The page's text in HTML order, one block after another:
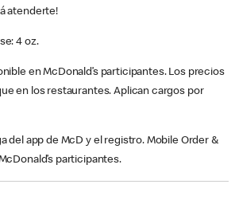
atenderte!
4 oz.
en McDonald’s participantes. Los precios
en los restaurantes. Aplican cargos por
del app de McD y el registro. Mobile Order &
participantes.